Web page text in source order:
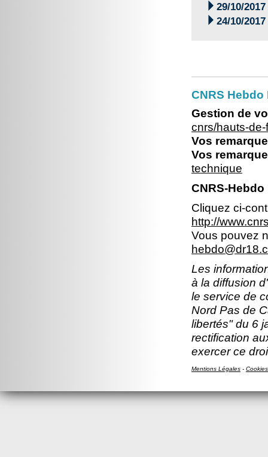
 29/10/2017
 24/10/2017
CNRS
Gestion de
cnrs/hauts-
Vos
Vos
technique
CNRS-
Cliquez ci-
http://
Vous pouvez
Les
à la diffusion
le service de
Nord Pas de
libertés" du 6
rectification
exercer ce
Mentions Légales - Cookies